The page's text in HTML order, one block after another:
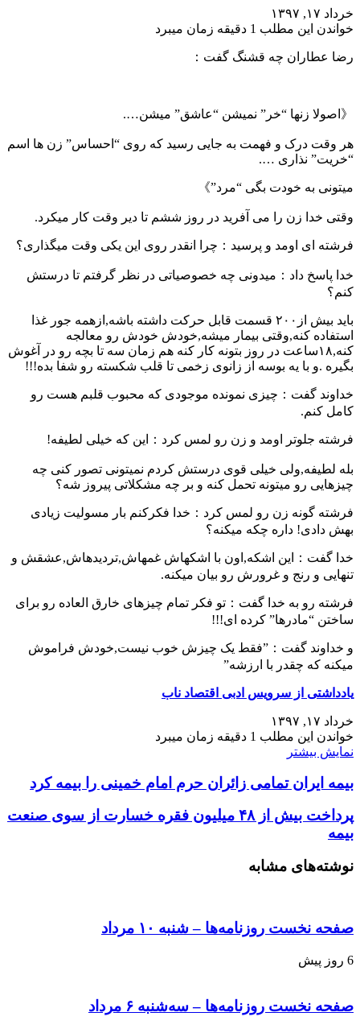
خرداد ۱۷, ۱۳۹۷
خواندن این مطلب 1 دقیقه زمان میبرد
رضا عطاران چه قشنگ گفت：
《اصولا زنها “خر” نمیشن “عاشق” میشن….
هر وقت درک و فهمت به جایی رسید که روی “احساس” زن ها اسم
“خریت” نذاری ….
میتونی به خودت بگی “مرد”》
وقتی خدا زن را می آفرید در روز ششم تا دیر وقت کار میکرد.
فرشته ای اومد و پرسید：چرا انقدر روی این یکی وقت میگذاری؟
خدا پاسخ داد：میدونی چه خصوصیاتی در نظر گرفتم تا درستش
کنم؟
باید بیش از٢٠٠ قسمت قابل حرکت داشته باشه,ازهمه جور غذا
استفاده کنه,وقتی بیمار میشه,خودش خودش رو معالجه
کنه,١٨ساعت در روز بتونه کار کنه هم زمان سه تا بچه رو در آغوش
بگیره .و با یه بوسه از زانوی زخمی تا قلب شکسته رو شفا بده!!!
خداوند گفت：چیزی نمونده موجودی که محبوب قلبم هست رو
کامل کنم.
فرشته جلوتر اومد و زن رو لمس کرد：این که خیلی لطیفه!
بله لطیفه,ولی خیلی قوی درستش کردم نمیتونی تصور کنی چه
چیزهایی رو میتونه تحمل کنه و بر چه مشکلاتی پیروز شه؟
فرشته گونه زن رو لمس کرد：خدا فکرکنم بار مسولیت زیادی
بهش دادی! داره چکه میکنه؟
خدا گفت：این اشکه,اون با اشکهاش غمهاش,تردیدهاش,عشقش و
تنهایی و رنج و غرورش رو بیان میکنه.
فرشته رو به خدا گفت：تو فکر تمام چیزهای خارق العاده رو برای
ساختن “مادرها” کرده ای!!!
و خداوند گفت：”فقط یک چیزش خوب نیست,خودش فراموش
میکنه که چقدر با ارزشه”
یادداشتی از سرویس ادبی اقتصاد ناب
خرداد ۱۷, ۱۳۹۷
خواندن این مطلب 1 دقیقه زمان میبرد
نمایش بیشتر
بیمه ایران تمامی زائران حرم امام خمینی را بیمه کرد
پرداخت بیش از ۴۸ میلیون فقره خسارت از سوی صنعت
بیمه
نوشته‌های مشابه
صفحه نخست روزنامه‌ها – شنبه ۱۰ مرداد
6 روز پیش
صفحه نخست روزنامه‌ها – سه‌شنبه ۶ مرداد